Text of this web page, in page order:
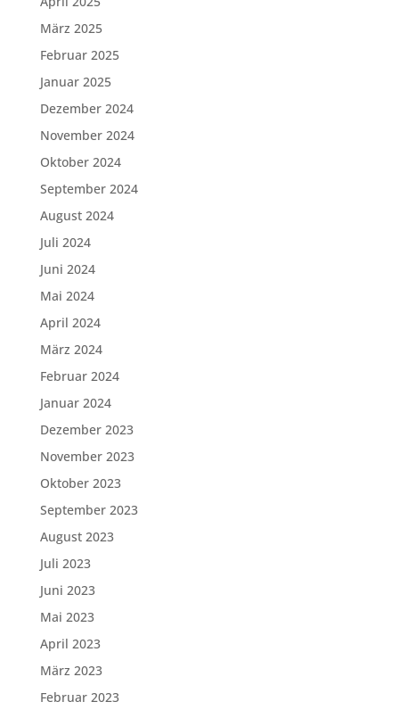
März 2025
Februar 2025
Januar 2025
Dezember 2024
November 2024
Oktober 2024
September 2024
August 2024
Juli 2024
Juni 2024
Mai 2024
April 2024
März 2024
Februar 2024
Januar 2024
Dezember 2023
November 2023
Oktober 2023
September 2023
August 2023
Juli 2023
Juni 2023
Mai 2023
April 2023
März 2023
Februar 2023